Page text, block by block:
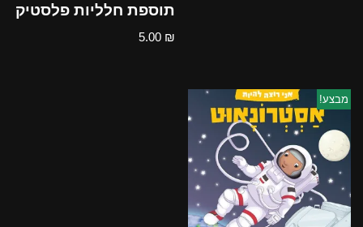
תוספת חלליות פלסטיק
5.00 ₪
מבצע!